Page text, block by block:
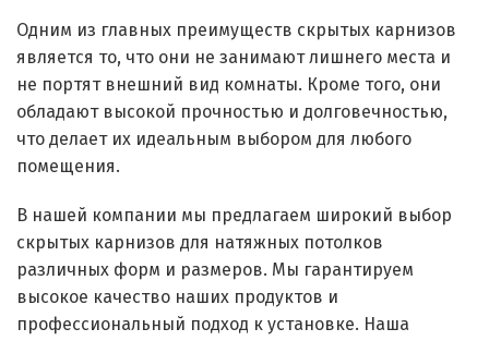
Одним из главных преимуществ скрытых карнизов
является то, что они не занимают лишнего места и
не портят внешний вид комнаты. Кроме того, они
обладают высокой прочностью и долговечностью,
что делает их идеальным выбором для любого
помещения.
В нашей компании мы предлагаем широкий выбор
скрытых карнизов для натяжных потолков
различных форм и размеров. Мы гарантируем
высокое качество наших продуктов и
профессиональный подход к установке. Наша